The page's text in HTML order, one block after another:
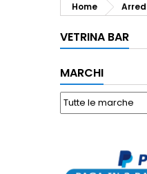
Home
VETRINA BAR
MARCHI